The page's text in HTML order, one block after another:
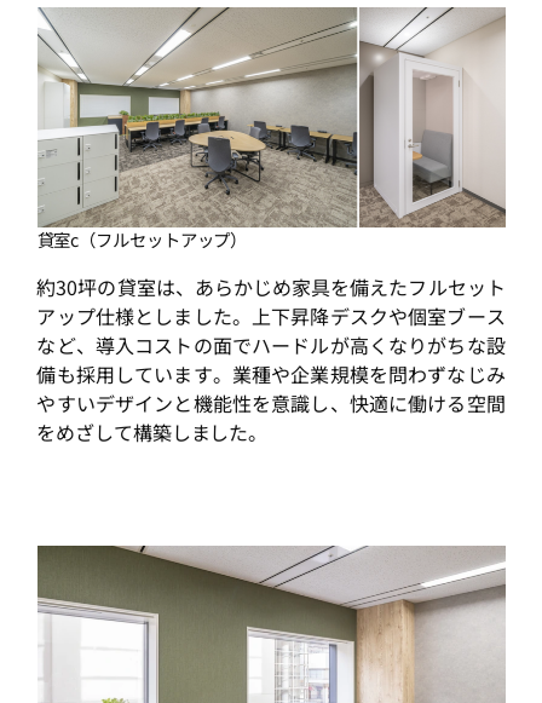
貸室c（フルセットアップ）
約30坪の貸室は、あらかじめ家具を備えたフルセット
アップ仕様としました。上下昇降デスクや個室ブース
など、導入コストの面でハードルが高くなりがちな設
備も採用しています。業種や企業規模を問わずなじみ
やすいデザインと機能性を意識し、快適に働ける空間
をめざして構築しました。